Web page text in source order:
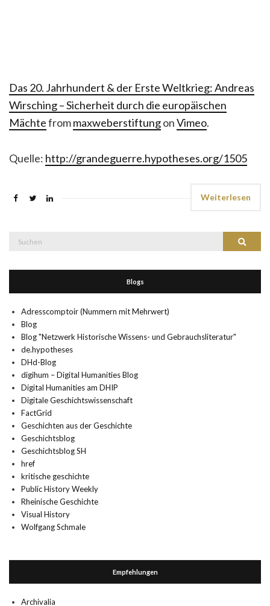
Das 20. Jahrhundert & der Erste Weltkrieg: Andreas
Wirsching – Sicherheit durch die europäischen
MächtefrommaxweberstiftungonVimeo.
Quelle: http://grandeguerre.hypotheses.org/1505
Weiterlesen
Suchen
Blogs
Adresscomptoir (Nummern mit Mehrwert)
Blog
Blog "Netzwerk Historische Wissens- und Gebrauchsliteratur"
de.hypotheses
DHd-Blog
digihum – Digital Humanities Blog
Digital Humanities am DHIP
Digitale Geschichtswissenschaft
FactGrid
Geschichten aus der Geschichte
Geschichtsblog
Geschichtsblog SH
href
kritische geschichte
Public History Weekly
Rheinische Geschichte
Visual History
Wolfgang Schmale
Empfehlungen
Archivalia